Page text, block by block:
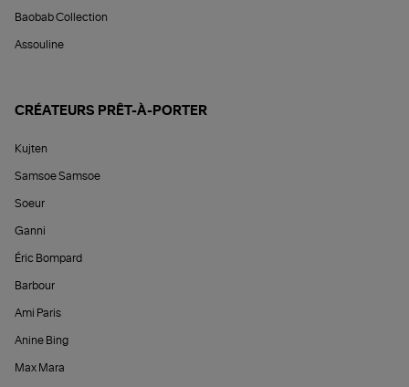
Baobab Collection
Assouline
CRÉATEURS PRÊT-À-PORTER
Kujten
Samsoe Samsoe
Soeur
Ganni
Éric Bompard
Barbour
Ami Paris
Anine Bing
Max Mara